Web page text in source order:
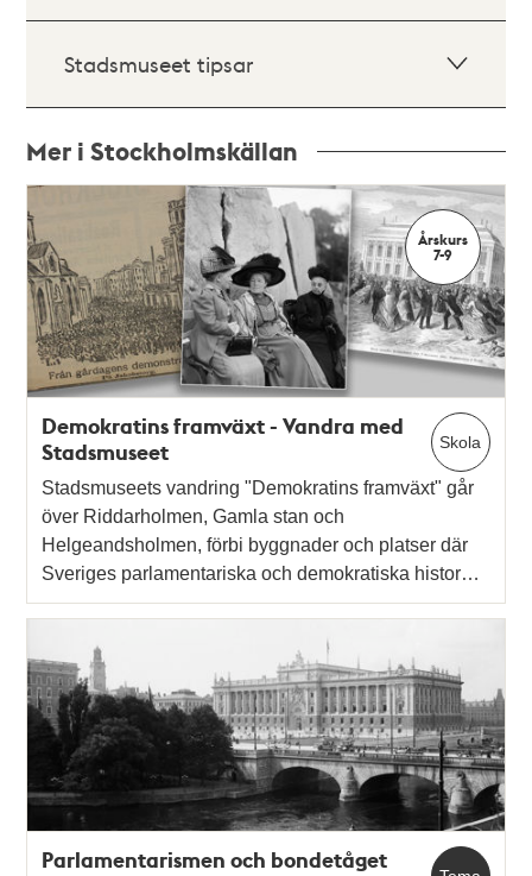
Stadsmuseet tipsar
Mer i Stockholmskällan
poster
och
teman
Årskurs
7-9
Skola
Demokratins framväxt - Vandra med
Stadsmuseet
Stadsmuseets vandring "Demokratins framväxt" går
över Riddarholmen, Gamla stan och
Helgeandsholmen, förbi byggnader och platser där
Sveriges parlamentariska och demokratiska histor…
Parlamentarismen och bondetåget